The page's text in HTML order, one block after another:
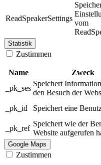
ReadSpeakerSettings
vom
Statistik
Zustimmen
Name Zweck
_pk_ses
Speichert
den Besuch der
_pk_id Speichert eine
_pk_ref
Speichert wie der
Website aufgerufen
Google Maps
Zustimmen